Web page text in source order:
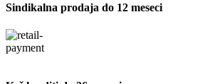
Sindikalna prodaja do 12 meseci